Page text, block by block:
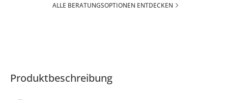
ALLE BERATUNGSOPTIONEN ENTDECKEN
Produktbeschreibung